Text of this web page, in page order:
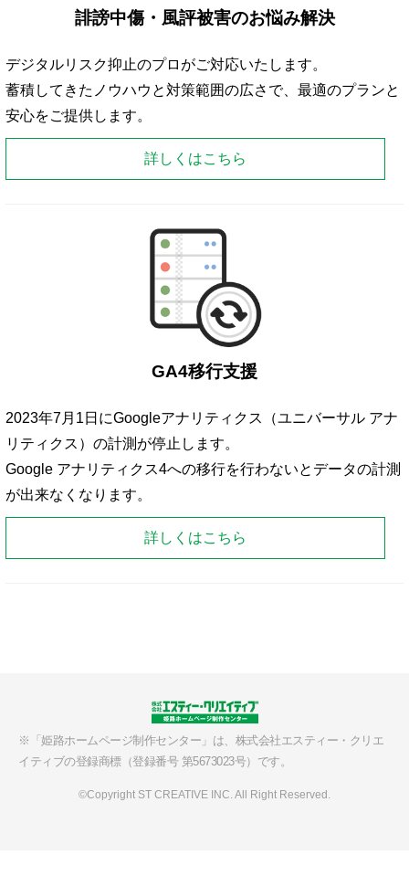
誹謗中傷・風評被害のお悩み解決
デジタルリスク抑止のプロがご対応いたします。
蓄積してきたノウハウと対策範囲の広さで、最適のプランと
安心をご提供します。
詳しくはこちら
GA4移行支援
2023年7月1日にGoogleアナリティクス（ユニバーサル アナ
リティクス）の計測が停止します。
Google アナリティクス4への移行を行わないとデータの計測
が出来なくなります。
詳しくはこちら
※「姫路ホームページ制作センター」は、 株式会社エスティー・クリエ
イティブの登録商標（登録番号 第5673023号）です。
©Copyright ST CREATIVE INC. All Right Reserved.